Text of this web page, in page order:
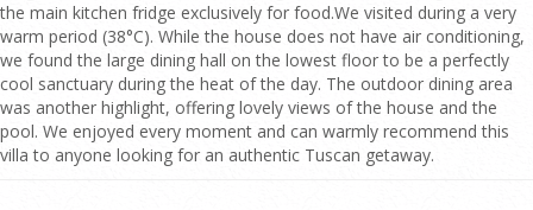
the main kitchen fridge exclusively for food.We visited during a very
warm period (38°C). While the house does not have air conditioning,
we found the large dining hall on the lowest floor to be a perfectly
cool sanctuary during the heat of the day. The outdoor dining area
was another highlight, offering lovely views of the house and the
pool. We enjoyed every moment and can warmly recommend this
villa to anyone looking for an authentic Tuscan getaway.